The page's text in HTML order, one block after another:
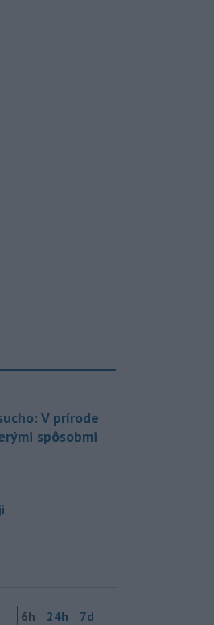
V prírode
spôsobmi
6h 24h 7d